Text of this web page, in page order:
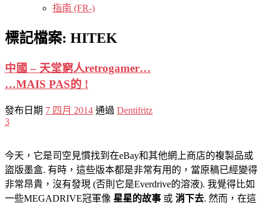
指南 (FR-)
標記檔案: HITEK
中國 – 天堂窮人retrogamer…
…MAIS PAS的 !
發布日期 7 四月 2014 通過 Dentifritz
3
今天，它是司空見慣找到在eBay和其他網上商店的複製品或
盜版墨盒. 有時，這些版本都是非常有用的，當原稿已經變得
非常昂貴，沒有發現 (否則它是Everdrive的溶液). 我覺得比如
一些MEGADRIVE冠軍像 星星的故事 或 消下去. 然而，在這